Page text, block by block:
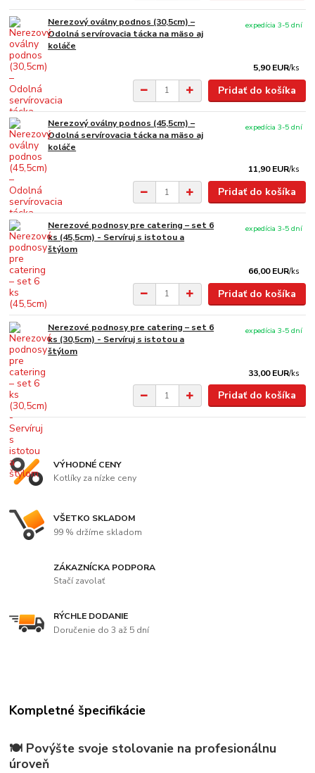
Nerezový oválny podnos (30,5cm) –
Odolná servírovacia tácka na mäso aj
koláče
5,90 EUR/ks
expedícia 3-5 dní
Pridať do košíka
Nerezový oválny podnos (45,5cm) –
Odolná servírovacia tácka na mäso aj
koláče
11,90 EUR/ks
expedícia 3-5 dní
Pridať do košíka
Nerezové podnosy pre catering – set 6
ks (45,5cm) - Servíruj s istotou a
štýlom
66,00 EUR/ks
expedícia 3-5 dní
Pridať do košíka
Nerezové podnosy pre catering – set 6
ks (30,5cm) - Servíruj s istotou a
štýlom
33,00 EUR/ks
expedícia 3-5 dní
Pridať do košíka
VÝHODNÉ CENY
Kotlíky za nízke ceny
VŠETKO SKLADOM
99 % držíme skladom
ZÁKAZNÍCKA PODPORA
Stačí zavolať
RÝCHLE DODANIE
Doručenie do 3 až 5 dní
Kompletné špecifikácie
🍽️ Povýšte svoje stolovanie na profesionálnu
úroveň